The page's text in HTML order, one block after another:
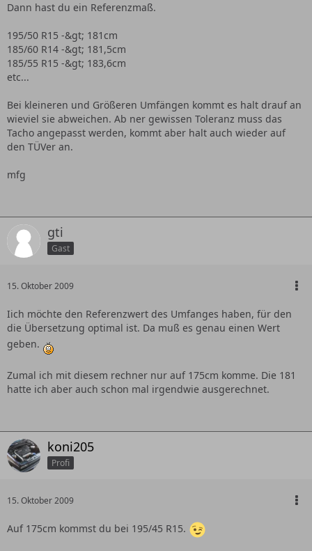
Dann hast du ein Referenzmaß.
195/50 R15 -&gt; 181cm
185/60 R14 -&gt; 181,5cm
185/55 R15 -&gt; 183,6cm
etc...
Bei kleineren und Größeren Umfängen kommt es halt drauf an
wieviel sie abweichen. Ab ner gewissen Toleranz muss das
Tacho angepasst werden, kommt aber halt auch wieder auf
den TÜVer an.
mfg
gti
Gast
15. Oktober 2009
Iich möchte den Referenzwert des Umfanges haben, für den
die Übersetzung optimal ist. Da muß es genau einen Wert
geben.
Zumal ich mit diesem rechner nur auf 175cm komme. Die 181
hatte ich aber auch schon mal irgendwie ausgerechnet.
koni205
Profi
15. Oktober 2009
Auf 175cm kommst du bei 195/45 R15.